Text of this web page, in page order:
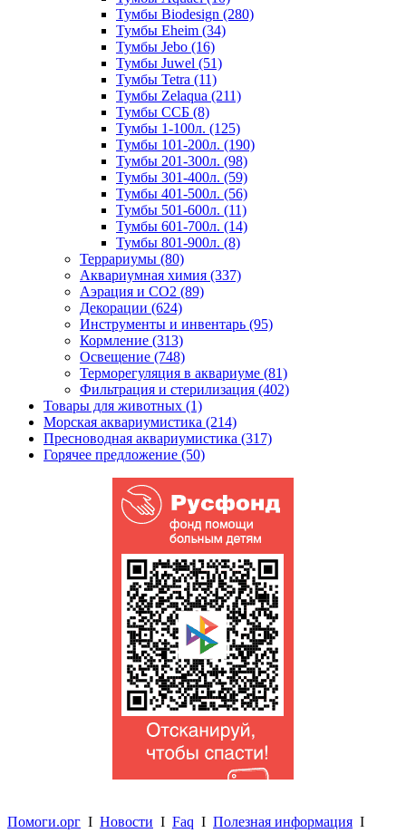
Тумбы Biodesign (280)
Тумбы Eheim (34)
Тумбы Jebo (16)
Тумбы Juwel (51)
Тумбы Tetra (11)
Тумбы Zelaqua (211)
Тумбы ССБ (8)
Тумбы 1-100л. (125)
Тумбы 101-200л. (190)
Тумбы 201-300л. (98)
Тумбы 301-400л. (59)
Тумбы 401-500л. (56)
Тумбы 501-600л. (11)
Тумбы 601-700л. (14)
Тумбы 801-900л. (8)
Террариумы (80)
Аквариумная химия (337)
Аэрация и CO2 (89)
Декорации (624)
Инструменты и инвентарь (95)
Кормление (313)
Освещение (748)
Терморегуляция в аквариуме (81)
Фильтрация и стерилизация (402)
Товары для животных (1)
Морская аквариумистика (214)
Пресноводная аквариумистика (317)
Горячее предложение (50)
Помоги.орг I Новости I Faq I Полезная информация I